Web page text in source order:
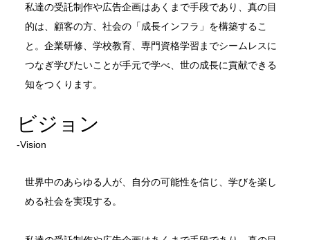
私達の受託制作や広告企画はあくまで手段であり、真の目
的は、顧客の方、社会の「成長インフラ」を構築するこ
と。企業研修、学校教育、専門資格学習までシームレスに
つなぎ学びたいことが手元で学べ、世の成長に貢献できる
知をつくります。
ビジョン
‐Vision
世界中のあらゆる人が、自分の可能性を信じ、学びを楽し
める社会を実現する。